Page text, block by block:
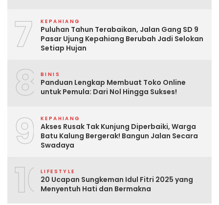
7 KEPAHIANG
Puluhan Tahun Terabaikan, Jalan Gang SD 9
Pasar Ujung Kepahiang Berubah Jadi Selokan
Setiap Hujan
8 BINIS
Panduan Lengkap Membuat Toko Online
untuk Pemula: Dari Nol Hingga Sukses!
9 KEPAHIANG
Akses Rusak Tak Kunjung Diperbaiki, Warga
Batu Kalung Bergerak! Bangun Jalan Secara
Swadaya
10LIFESTYLE
20 Ucapan Sungkeman Idul Fitri 2025 yang
Menyentuh Hati dan Bermakna